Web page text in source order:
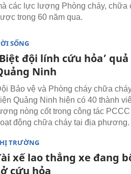
các lực lượng Phòng cháy, chữa
trong 60 năm qua.
SỐNG
đội lính cứu hỏa’
Ninh
Bảo vệ và Phòng cháy chữa
Quảng Ninh hiện có 40 thành
nòng cốt trong công tác
động chữa cháy tại địa phương.
TRƯỜNG
xế lao thẳng xe đang
cứu hỏa